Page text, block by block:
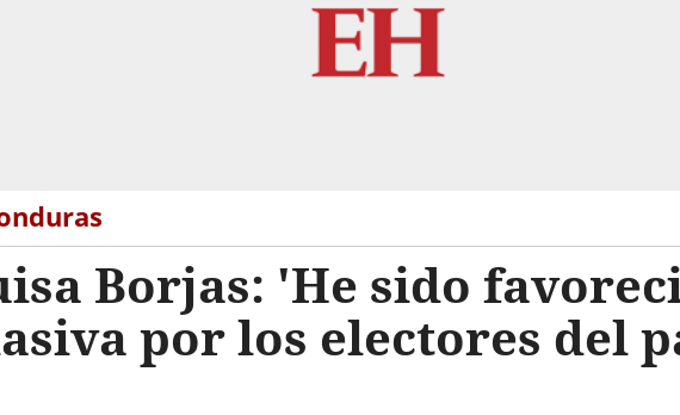
Borjas: 'He sido
por los electores del